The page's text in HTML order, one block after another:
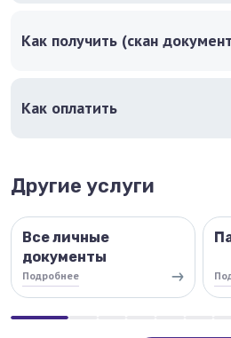
Как получить (скан
Как оплатить
Другие услуги
Все личные
документы
Подробнее